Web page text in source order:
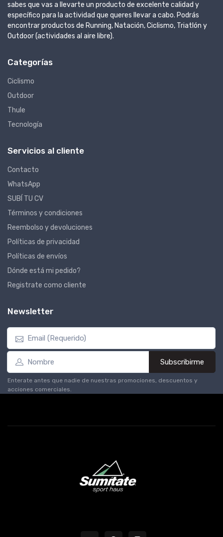
sabes que vas a llevarte un producto de excelente calidad y
específico para la actividad que queres llevar a cabo. Podrás
encontrar productos de Running, Natación, Ciclismo, Triatlón y
Outdoor (actividades al aire libre).
Categorías
Ciclismo
Outdoor
Thule
Tecnología
Servicios al cliente
Contacto
WhatsApp
SUBÍ TU CV
Términos y condiciones
Reembolso y devoluciones
Políticas de privacidad
Políticas de envíos
Dónde está mi pedido?
Registrate como cliente
Newsletter
Subscribirme
Enterate antes que nadie de nuestras promociones, descuentos y
acciones comerciales.